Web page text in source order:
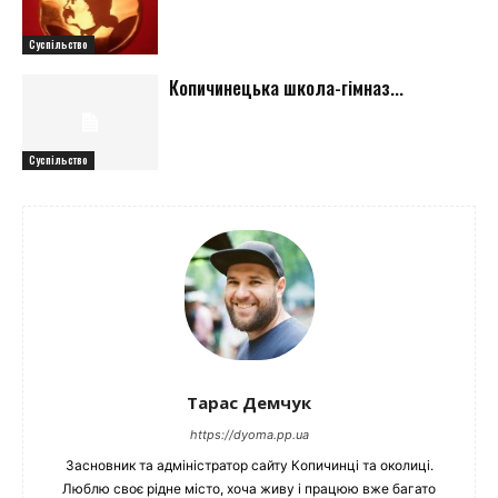
Суспільство
Суспільство
Копичинецька школа-гімназ...
Тарас Демчук
https://dyoma.pp.ua
Засновник та адміністратор сайту Копичинці та околиці.
Люблю своє рідне місто, хоча живу і працюю вже багато